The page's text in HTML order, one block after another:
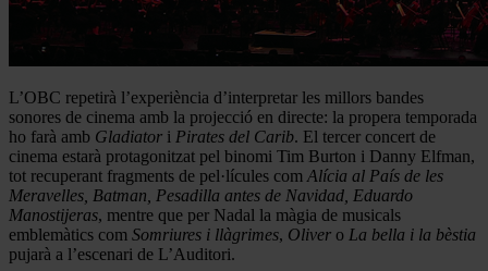
L’OBC repetirà l’experiència d’interpretar les millors bandes
sonores de cinema amb la projecció en directe: la propera temporada
ho farà amb Gladiator i Pirates del Carib. El tercer concert de
cinema estarà protagonitzat pel binomi Tim Burton i Danny Elfman,
tot recuperant fragments de pel·lícules com Alícia al País de les
Meravelles, Batman, Pesadilla antes de Navidad, Eduardo
Manostijeras, mentre que per Nadal la màgia de musicals
emblemàtics com Somriures i llàgrimes, Oliver o La bella i la bèstia
pujarà a l’escenari de L’Auditori.